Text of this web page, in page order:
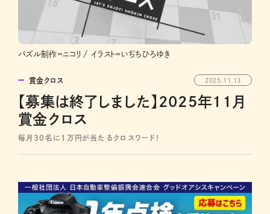
パズル制作＝ニコリ / イラスト＝いぢちひろゆき
賞金クロス 2025.11.13
【募集は終了しました】2025年11月
賞金クロス
毎月30名に1万円が当たるクロスワード！